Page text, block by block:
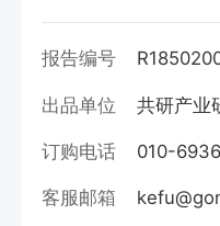
报告编号
出品单位 共研产业
订购电话 010-
客服邮箱